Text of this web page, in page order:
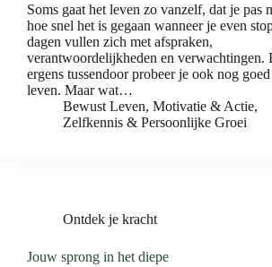
Soms gaat het leven zo vanzelf, dat je pas
hoe snel het is gegaan wanneer je even
dagen vullen zich met afspraken,
verantwoordelijkheden en verwachtingen.
ergens tussendoor probeer je ook nog
leven. Maar wat…
Bewust Leven, Motivatie & Actie,
Zelfkennis & Persoonlijke Groei
Ontdek je kracht
Jouw sprong in het diepe